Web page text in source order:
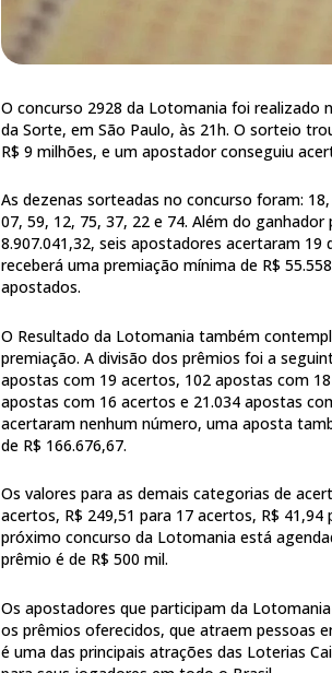
O concurso 2928 da Lotomania foi realizado
da Sorte, em São Paulo, às 21h. O sorteio
R$ 9 milhões, e um apostador conseguiu
As dezenas sorteadas no concurso foram:
07, 59, 12, 75, 37, 22 e 74. Além do
8.907.041,32, seis apostadores acertaram 19
receberá uma premiação mínima de R$
apostados.
O Resultado da Lotomania também
premiação. A divisão dos prêmios foi a
apostas com 19 acertos, 102 apostas com
apostas com 16 acertos e 21.034 apostas
acertaram nenhum número, uma aposta
de R$ 166.676,67.
Os valores para as demais categorias de
acertos, R$ 249,51 para 17 acertos, R$
próximo concurso da Lotomania está
prêmio é de R$ 500 mil.
Os apostadores que participam da
os prêmios oferecidos, que atraem pessoas
é uma das principais atrações das Loterias